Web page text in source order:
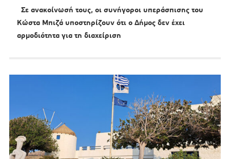
Σε ανακοίνωσή τους, οι συνήγοροι υπεράσπισης του
Κώστα Μπιζά υποστηρίζουν ότι ο Δήμος δεν έχει
αρμοδιότητα για τη διαχείριση